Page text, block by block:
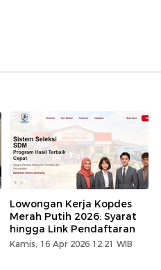
Lowongan Kerja Kopdes
Merah Putih 2026: Syarat
hingga Link Pendaftaran
Kamis, 16 Apr 2026 12:21 WIB